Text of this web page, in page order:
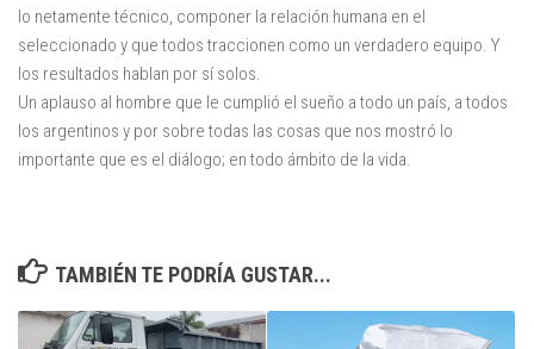
lo netamente técnico, componer la relación humana en el
seleccionado y que todos traccionen como un verdadero equipo. Y
los resultados hablan por sí solos.
Un aplauso al hombre que le cumplió el sueño a todo un país, a todos
los argentinos y por sobre todas las cosas que nos mostró lo
importante que es el diálogo; en todo ámbito de la vida.
TAMBIÉN TE PODRÍA GUSTAR...